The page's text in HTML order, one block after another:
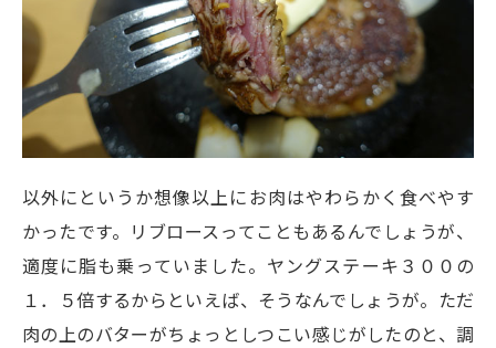
以外にというか想像以上にお肉はやわらかく食べやす
かったです。リブロースってこともあるんでしょうが、
適度に脂も乗っていました。ヤングステーキ３００の
１．５倍するからといえば、そうなんでしょうが。ただ
肉の上のバターがちょっとしつこい感じがしたのと、調